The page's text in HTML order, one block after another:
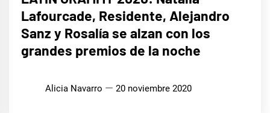
Lafourcade, Residente, Alejandro
Sanz y Rosalía se alzan con los
grandes premios de la noche
Alicia Navarro 20 noviembre 2020